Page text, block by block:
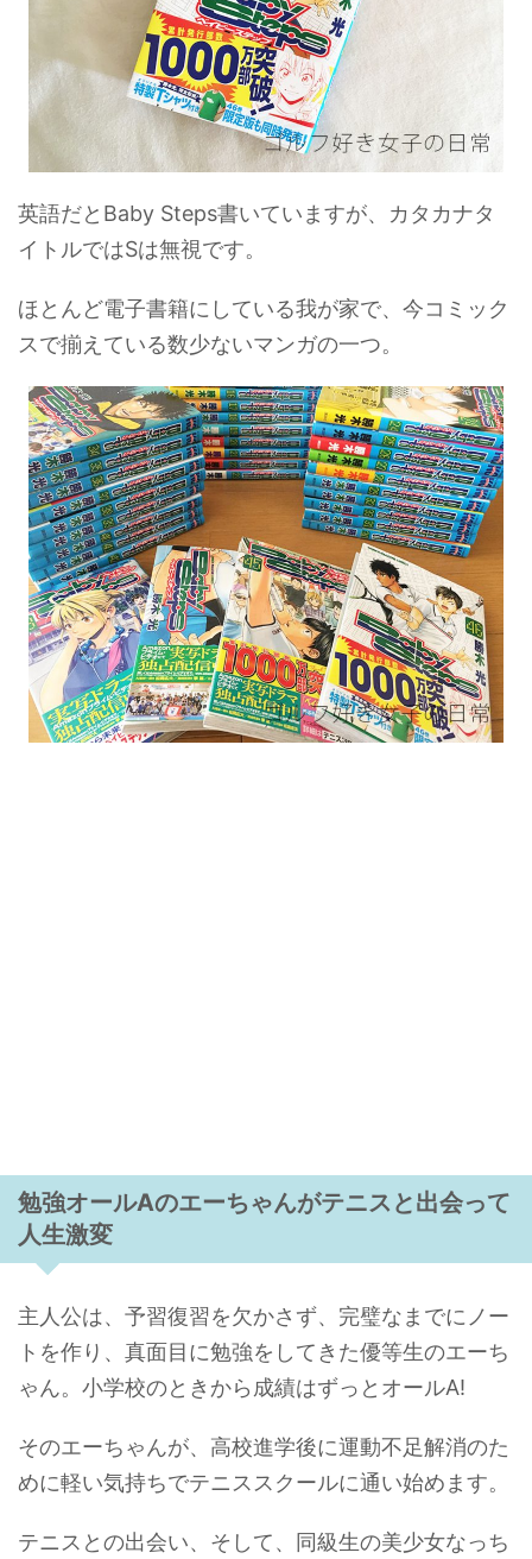
英語だとBaby Steps書いていますが、カタカナタ
イトルではSは無視です。
ほとんど電子書籍にしている我が家で、今コミック
スで揃えている数少ないマンガの一つ。
勉強オールAのエーちゃんがテニスと出会って
人生激変
主人公は、予習復習を欠かさず、完璧なまでにノー
トを作り、真面目に勉強をしてきた優等生のエーち
ゃん。小学校のときから成績はずっとオールA!
そのエーちゃんが、高校進学後に運動不足解消のた
めに軽い気持ちでテニススクールに通い始めます。
テニスとの出会い、そして、同級生の美少女なっち